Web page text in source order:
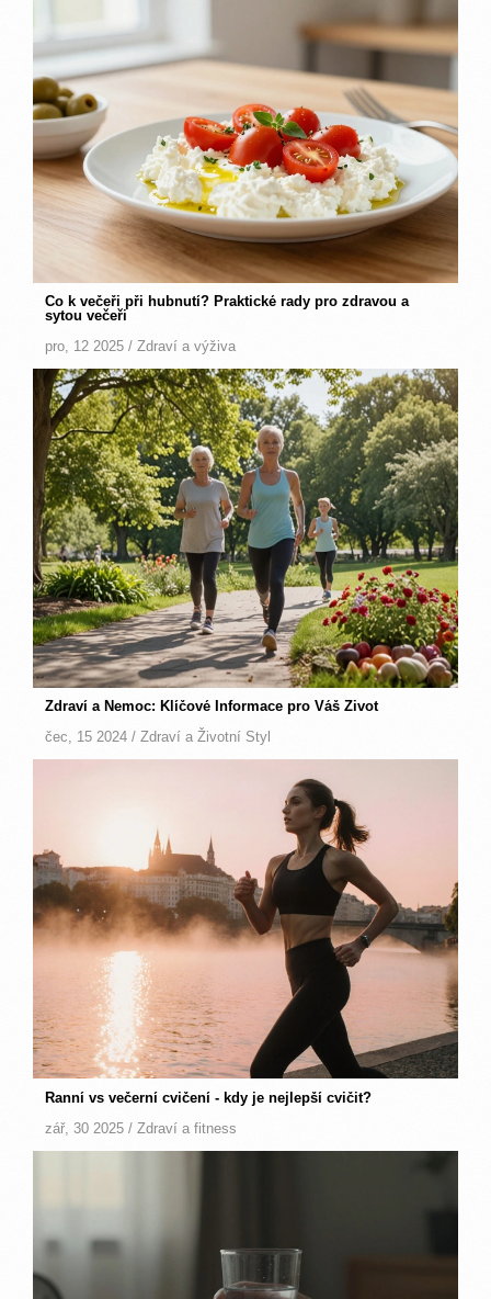
Co k večeři při hubnutí? Praktické rady pro zdravou a
sytou večeři
pro, 12 2025 /Zdraví a výživa
Zdraví a Nemoc: Klíčové Informace pro Váš Život
čec, 15 2024 /Zdraví a Životní Styl
Ranní vs večerní cvičení - kdy je nejlepší cvičit?
zář, 30 2025 /Zdraví a fitness